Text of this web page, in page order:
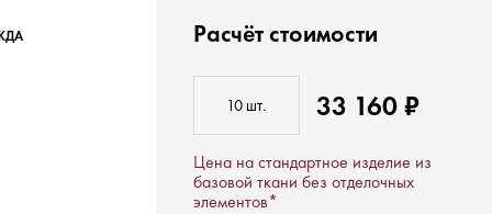
Расчёт стоимости
33 160 ₽
Цена на стандартное изделие из
базовой ткани без отделочных
элементов*